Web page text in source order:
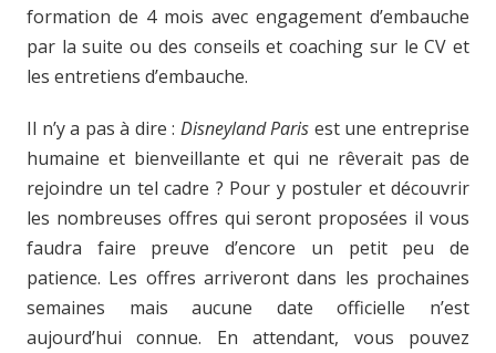
formation de 4 mois avec engagement d’embauche
par la suite ou des conseils et coaching sur le CV et
les entretiens d’embauche.
Il n’y a pas à dire : Disneyland Paris est une entreprise
humaine et bienveillante et qui ne rêverait pas de
rejoindre un tel cadre ? Pour y postuler et découvrir
les nombreuses offres qui seront proposées il vous
faudra faire preuve d’encore un petit peu de
patience. Les offres arriveront dans les prochaines
semaines mais aucune date officielle n’est
aujourd’hui connue. En attendant, vous pouvez